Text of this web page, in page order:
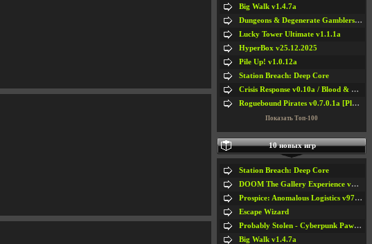
Big Walk v1.4.7a
Dungeons & Degenerate Gamblers v2.0.2a
Lucky Tower Ultimate v1.1.1a
HyperBox v25.12.2025
Pile Up! v1.0.12a
Station Breach: Deep Core
Crisis Response v0.10a / Blood & Bullet
Roguebound Pirates v0.7.0.1a [Playtest]
Показать Топ-100
10 новых игр
Station Breach: Deep Core
DOOM The Gallery Experience v1.4.2
Prospice: Anomalous Logistics v97 [Playtest]
Escape Wizard
Probably Stolen - Cyberpunk Pawnshop Simulator v048c [Playtest]
Big Walk v1.4.7a